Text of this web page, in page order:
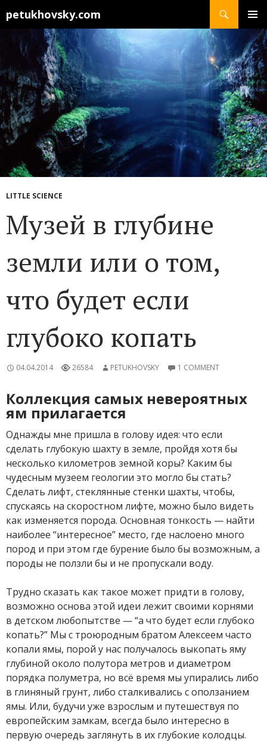
petukhovsky.com
MENU
SKIP
CONTENT
LITTLE SCIENCE
Музей в глубине
земли или о том,
что будет если
глубоко копать
04.04.2014 26584 PETUKHOVSKY 1 COMMENT
Коллекция самых невероятных
ям прилагается
Однажды мне пришла в голову идея: что если
сделать глубокую шахту в земле, пройдя хотя бы
несколько километров земной коры? Каким бы
чудесным музеем геологии это могло бы стать?
Сделать лифт, стеклянные стенки шахты, чтобы,
спускаясь на скоростном лифте, можно было видеть
как изменяется порода. Основная тонкость — найти
наиболее “интересное” место, где наслоено много
пород и при этом где бурение было бы возможным, а
породы не ползли бы и не пропускали воду.
Трудно сказать как такое может придти в голову,
возможно основа этой идеи лежит своими корнями
в детском любопытстве — “а что будет если глубоко
копать?” Мы с троюродным братом Алексеем часто
копали ямы, порой у нас получалось выкопать яму
глубиной около полутора метров и диаметром
порядка полуметра, но всё время мы упирались либо
в глиняный грунт, либо сталкивались с оползанием
ямы. Или, будучи уже взрослым и путешествуя по
европейским замкам, всегда было интересно в
первую очередь заглянуть в их глубокие колодцы.